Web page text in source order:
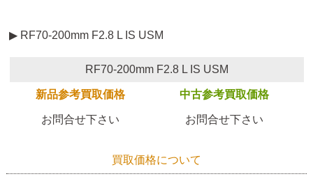
▶ RF70-200mm F2.8 L IS USM
RF70-200mm F2.8 L IS USM
新品参考買取価格 中古参考買取価格
お問合せ下さい お問合せ下さい
買取価格について